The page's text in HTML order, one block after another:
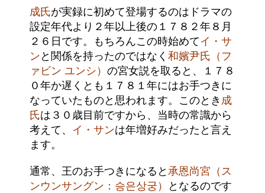
成氏が実録に初めて登場するのはドラマの
設定年代より２年以上後の１７８２年８月
２６日です。もちろんこの時始めて イ・サ
ン と関係を持ったのではなく 和嬪尹氏（フ
ァビン ユンシ） の宮女説を取ると、１７８
０年か遅くとも１７８１年にはお手つきに
なっていたものと思われます。このとき 成
氏は３０歳目前ですから、当時の常識から
考えて、 イ・サンは年増好みだったと言え
ます。
通常、王のお手つきになると 承恩尚宮（ス
ンウンサングン：승은상궁）
となるのです